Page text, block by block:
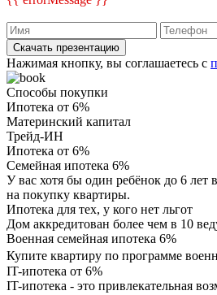
Скачать презентацию
Нажимая кнопку, вы соглашаетесь с
Способы покупки
Ипотека от 6%
Материнский капитал
Трейд-ИН
Ипотека от 6%
Семейная ипотека 6%
У вас хотя бы один ребёнок до 6
на покупку квартиры.
Ипотека для тех, у кого нет льгот
Дом аккредитован более чем в 10
Военная семейная ипотека 6%
Купите квартиру по программе
IT-ипотека от 6%
IT-ипотека - это привлекательная